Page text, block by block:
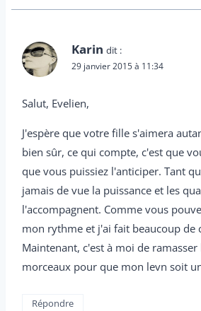
Karin dit :
29 janvier 2015 à 11:34
Salut, Evelien,
J'espère que votre fille s'aimera
bien sûr, ce qui compte, c'est que
que vous puissiez l'anticiper. Tant
jamais de vue la puissance et les
l'accompagnent. Comme vous
mon rythme et j'ai fait beaucoup de
Maintenant, c'est à moi de
morceaux pour que mon levn soit
Répondre